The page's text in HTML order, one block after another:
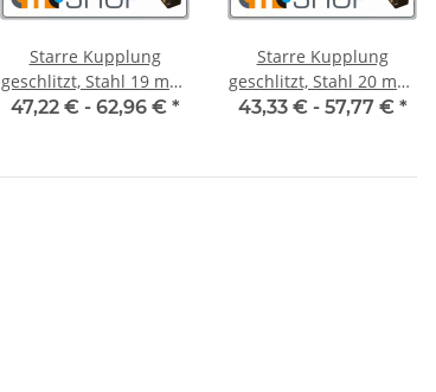
Starre Kupplung
geschlitzt, Stahl 19 mm,
je Stk.
47,22 € - 62,96 € *
Starre Kupplung
geschlitzt, Stahl 20 mm,
je Stk.
43,33 € - 57,77 € *